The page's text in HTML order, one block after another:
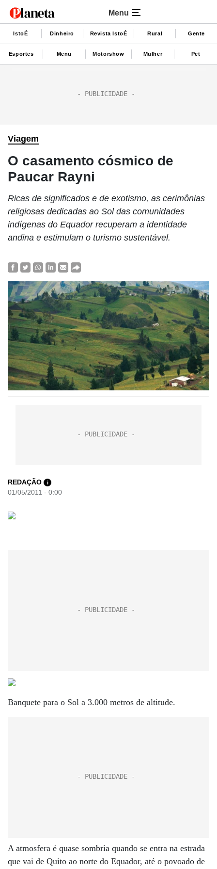
Menu
IstoÉ Dinheiro Revista IstoÉ Rural Gente
Esportes Menu Motorshow Mulher Pet
Viagem
O casamento cósmico de
Paucar Rayni
Ricas de significados e de exotismo, as cerimônias
religiosas dedicadas ao Sol das comunidades
indígenas do Equador recuperam a identidade
andina e estimulam o turismo sustentável.
REDAÇÃO i
01/05/2011 - 0:00
Banquete para o Sol a 3.000 metros de altitude.
A atmosfera é quase sombria quando se entra na estrada
que vai de Quito ao norte do Equador, até o povoado de